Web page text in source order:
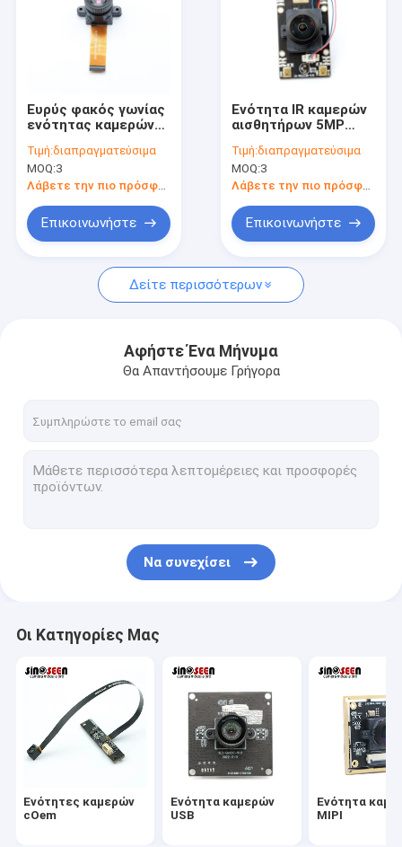
Βίντεο
Εμφάνιση VR
Ποιοτικός έλεγχος
επαφή
Όλες οι περιπτώσεις
Ενότητες καμερών cOem
Ενότητα καμερών MIPI
Σφαιρική ενότητα καμερών παραθυρόφυλλων
Διπλή ενότητα καμερών φακών
Ενότητα καμερών αναγνώρισης προσώπου
ενότητα lap-top webcam
1MP ενότητα καμερών
Ευρύς φακός γωνίας
ενότητας καμερών
με τον αισθητήρα
AR0330
Τιμή:διαπραγματεύσιμα
MOQ:3
Λάβετε την πιο πρόσφατη τιμή
Επικοινωνήστε
Ενότητα IR καμερών
αισθητήρων 5MP
κόβεται με 2
Microhones
Τιμή:διαπραγματεύσιμα
MOQ:3
Λάβετε την πιο πρόσφατη τιμή
Επικοινωνήστε
Δείτε περισσότερων
Αφήστε Ένα Μήνυμα
Θα Απαντήσουμε Γρήγορα
Να συνεχίσει
Οι Κατηγορίες Μας
Ενότητες καμερών
cOem
Ενότητα καμερών
USB
Ενότητα
MIPI